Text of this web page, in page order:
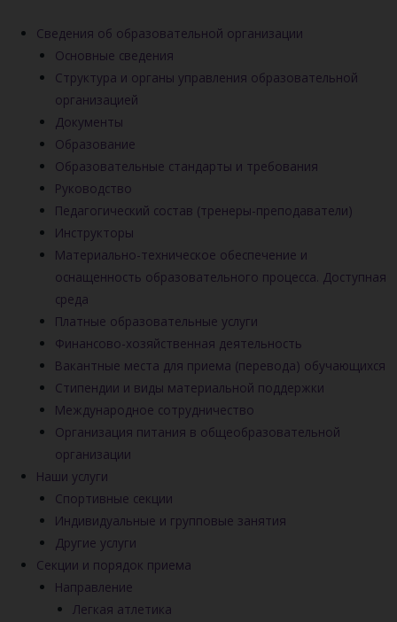
Сведения об образовательной организации
Основные сведения
Структура и органы управления образовательной
организацией
Документы
Образование
Образовательные стандарты и требования
Руководство
Педагогический состав (тренеры-преподаватели)
Инструкторы
Материально-техническое обеспечение и
оснащенность образовательного процесса. Доступная
среда
Платные образовательные услуги
Финансово-хозяйственная деятельность
Вакантные места для приема (перевода) обучающихся
Стипендии и виды материальной поддержки
Международное сотрудничество
Организация питания в общеобразовательной
организации
Наши услуги
Спортивные секции
Индивидуальные и групповые занятия
Другие услуги
Секции и порядок приема
Направление
Легкая атлетика